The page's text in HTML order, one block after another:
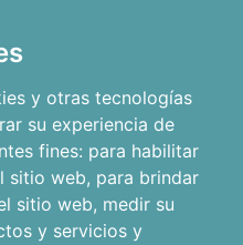
y otras tecnologías
su experiencia de
fines: para habilitar
sitio web, para brindar
sitio web, medir su
y servicios y